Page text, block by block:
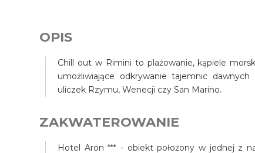
OPIS
Chill out w Rimini to plażowanie, kąpiele
umożliwiające odkrywanie tajemnic
uliczek Rzymu, Wenecji czy San Marino.
ZAKWATEROWANIE
Hotel Aron *** - obiekt położony w jednej z